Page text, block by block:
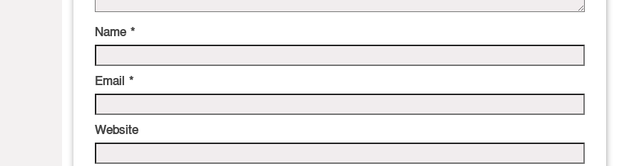
Name *
Email *
Website